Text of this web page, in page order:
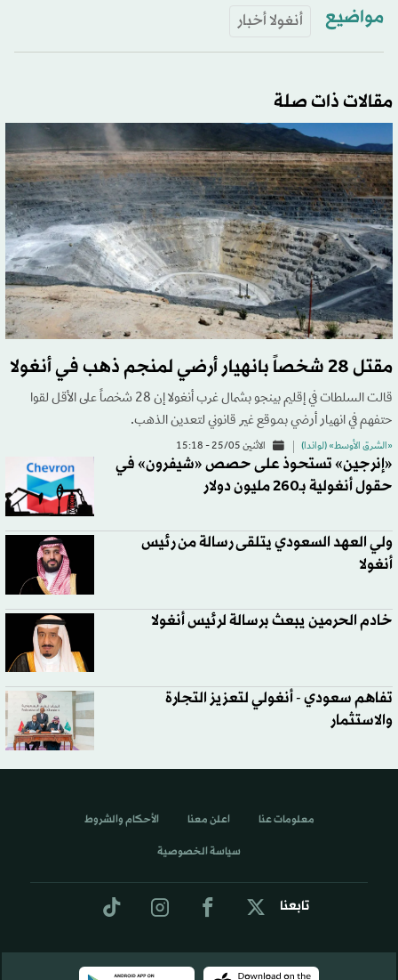
مواضيع أنغولا أخبار
مقالات ذات صلة
مقتل 28 شخصاً بانهيار أرضي لمنجم ذهب في أنغولا
قالت السلطات في إقليم بينجو بشمال غرب أنغولا إن 28 شخصاً على الأقل لقوا
حتفهم في انهيار أرضي بموقع غير قانوني لتعدين الذهب.
«الشرق الأوسط» (لواندا) الاثنين 25/05 - 15:18
«إنرجين» تستحوذ على حصص «شيفرون» في
حقول أنغولية بـ260 مليون دولار
ولي العهد السعودي يتلقى رسالة من رئيس
أنغولا
خادم الحرمين يبعث برسالة لرئيس أنغولا
تفاهم سعودي - أنغولي لتعزيز التجارة
والاستثمار
تابعنا
معلومات عنا اعلن معنا الأحكام والشروط
سياسة الخصوصية